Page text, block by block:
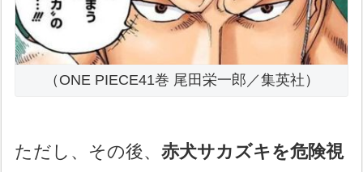
（ONE PIECE41巻 尾田栄一郎／集英社）
ただし、その後、赤犬サカズキを危険視